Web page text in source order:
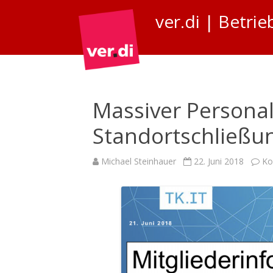
ver.di |
Massiver
Michael Steinhauer 22. Juni 2018